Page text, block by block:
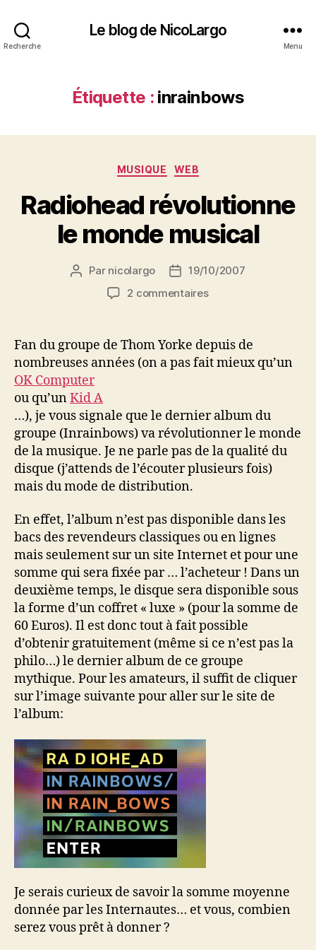
Recherche
Le blog de NicoLargo
Menu
Étiquette : inrainbows
Catégories
MUSIQUE WEB
Radiohead révolutionne
le monde musical
Auteur
l’article
Par nicolargo
Date19/10/2007
2 commentairessur
monde
musical
Fan du groupe de Thom Yorke depuis de
nombreuses années (on a pas fait mieux qu’un
OK Computer
ou qu’unKid A
…), je vous signale que le dernier album du
groupe (Inrainbows) va révolutionner le monde
de la musique. Je ne parle pas de la qualité du
disque (j’attends de l’écouter plusieurs fois)
mais du mode de distribution.
En effet, l’album n’est pas disponible dans les
bacs des revendeurs classiques ou en lignes
mais seulement sur un site Internet et pour une
somme qui sera fixée par … l’acheteur ! Dans un
deuxième temps, le disque sera disponible sous
la forme d’un coffret « luxe » (pour la somme de
60 Euros). Il est donc tout à fait possible
d’obtenir gratuitement (même si ce n’est pas la
philo…) le dernier album de ce groupe
mythique. Pour les amateurs, il suffit de cliquer
sur l’image suivante pour aller sur le site de
l’album:
Je serais curieux de savoir la somme moyenne
donnée par les Internautes… et vous, combien
serez vous prêt à donner ?